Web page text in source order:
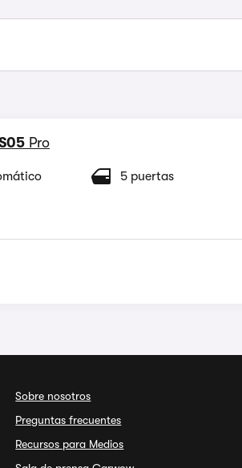
Pro
5 puertas
Sobre nosotros
Preguntas frecuentes
Recursos para Medios